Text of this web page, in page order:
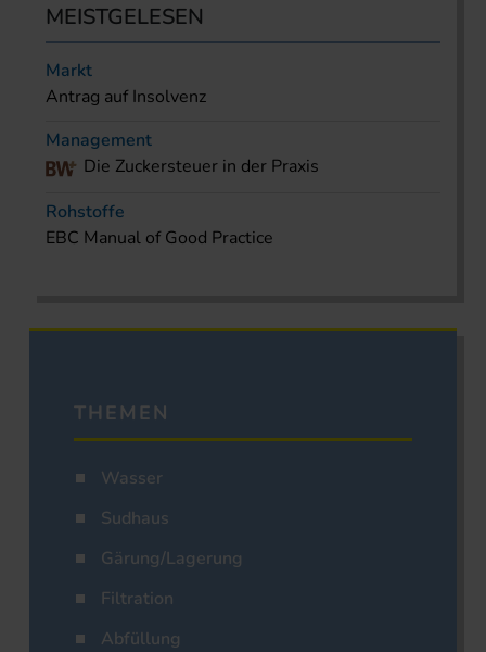
MEISTGELESEN
Markt
Antrag auf Insolvenz
Management
Die Zuckersteuer in der Praxis
Rohstoffe
EBC Manual of Good Practice
THEMEN
Wasser
Sudhaus
Gärung/Lagerung
Filtration
Abfüllung